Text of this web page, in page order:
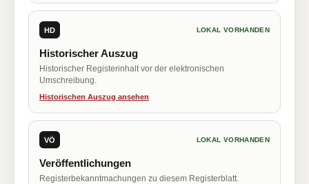
HD LOKAL VORHANDEN
Historischer Auszug
Historischer Registerinhalt vor der elektronischen
Umschreibung.
Historischen Auszug ansehen
VÖ LOKAL VORHANDEN
Veröffentlichungen
Registerbekanntmachungen zu diesem Registerblatt.